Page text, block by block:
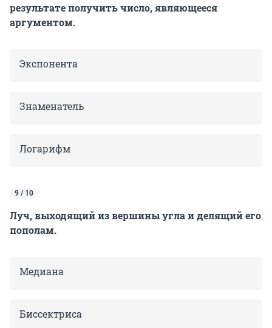
результате получить число, являющееся
аргументом.
Экспонента
Знаменатель
Логарифм
9 / 10
Луч, выходящий из вершины угла и делящий его
пополам.
Медиана
Биссектриса